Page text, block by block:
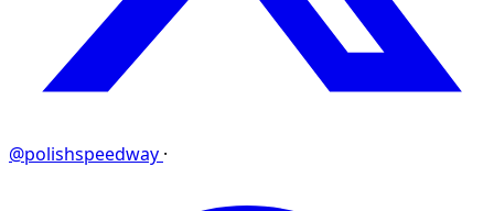
@polishspeedway ·